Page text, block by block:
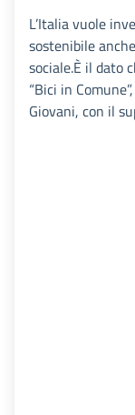
L’Italia vuole
sostenibile
sociale.È il dato
“Bici in
Giovani, con il